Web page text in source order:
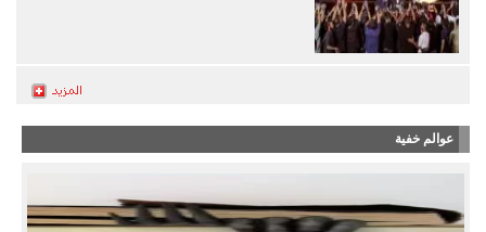
عوالم خفية